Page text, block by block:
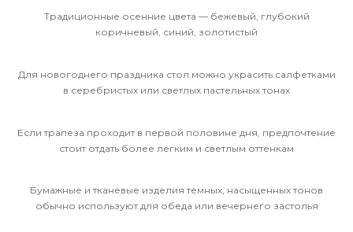
Традиционные осенние цвета — бежевый, глубокий
коричневый, синий, золотистый
Для новогоднего праздника стол можно украсить салфетками
в серебристых или светлых пастельных тонах
Если трапеза проходит в первой половине дня, предпочтение
стоит отдать более легким и светлым оттенкам
Бумажные и тканевые изделия темных, насыщенных тонов
обычно используют для обеда или вечернего застолья